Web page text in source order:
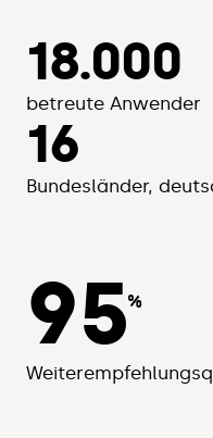
18.000
betreute Anwender
16
Bundesländer,
95%